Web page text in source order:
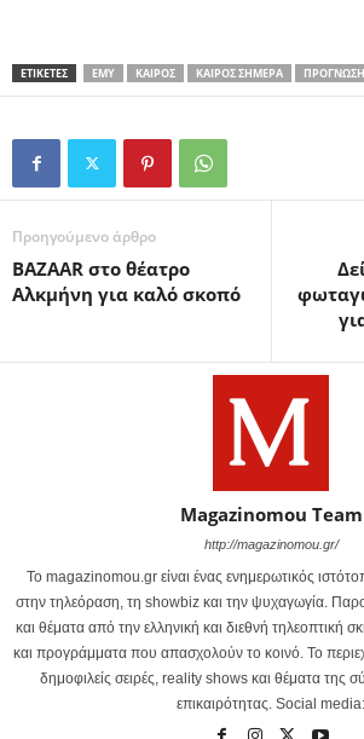
ΕΤΙΚΕΤΕΣ ΕΜΥ ΚΑΙΡΌΣ ΚΑΙΡΌΣ ΣΉΜΕΡΑ
Προηγούμενο άρθρο
BAZAAR στο θέατρο
Αλκμήνη για καλό σκοπό
Magazinomou Team
http://magazinomou.gr/
Το magazinomou.gr είναι ένας ενημερωτικός
στην τηλεόραση, τη showbiz και την ψυχαγωγία.
και θέματα από την ελληνική και διεθνή τηλεοπτική
και προγράμματα που απασχολούν το κοινό. Το
δημοφιλείς σειρές, reality shows και θέματα της
επικαιρότητας. Social media: